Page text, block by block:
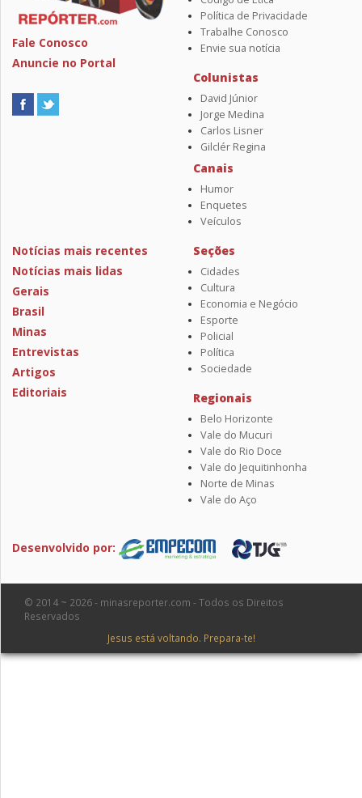
Fale Conosco
Anuncie no Portal
Política de Privacidade
Trabalhe Conosco
Envie sua notícia
Colunistas
David Júnior
Jorge Medina
Carlos Lisner
Gilclér Regina
Canais
Humor
Enquetes
Veículos
Notícias mais recentes
Notícias mais lidas
Gerais
Brasil
Minas
Entrevistas
Artigos
Editoriais
Seções
Cidades
Cultura
Economia e Negócio
Esporte
Policial
Política
Sociedade
Regionais
Belo Horizonte
Vale do Mucuri
Vale do Rio Doce
Vale do Jequitinhonha
Norte de Minas
Vale do Aço
Desenvolvido por:
© 2014 ~ 2026 - minasreporter.com - Todos os Direitos
Reservados
Jesus está voltando. Prepara-te!